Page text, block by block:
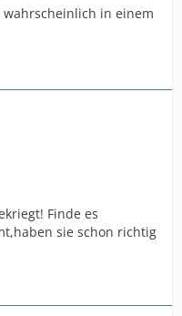
in einem
Finde es
sie schon richtig